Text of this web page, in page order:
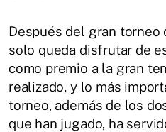
Después del gran torneo
solo queda disfrutar de
como premio a la gran
realizado, y lo más
torneo, además de los
que han jugado, ha